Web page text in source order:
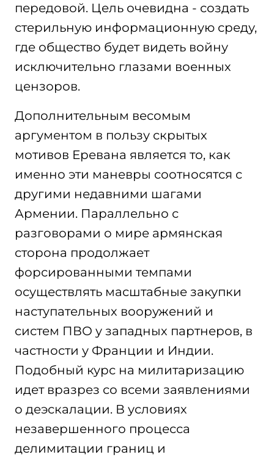
передовой. Цель очевидна - создать
стерильную информационную среду,
где общество будет видеть войну
исключительно глазами военных
цензоров.
Дополнительным весомым
аргументом в пользу скрытых
мотивов Еревана является то, как
именно эти маневры соотносятся с
другими недавними шагами
Армении. Параллельно с
разговорами о мире армянская
сторона продолжает
форсированными темпами
осуществлять масштабные закупки
наступательных вооружений и
систем ПВО у западных партнеров, в
частности у Франции и Индии.
Подобный курс на милитаризацию
идет вразрез со всеми заявлениями
о деэскалации. В условиях
незавершенного процесса
делимитации границ и